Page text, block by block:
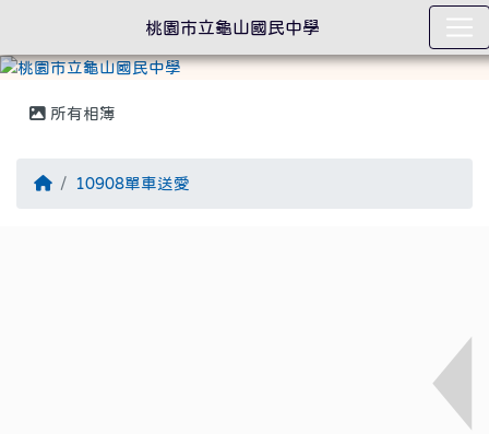
所有相簿
回首頁10908單車送愛
桃園市立龜山國民中學